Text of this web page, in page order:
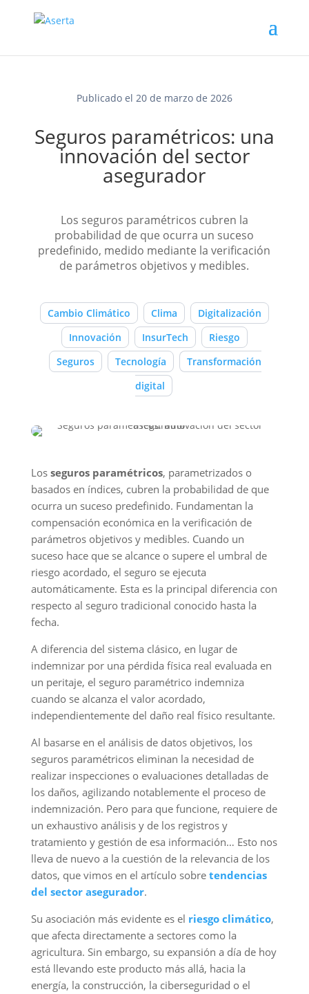
Publicado el 20 de marzo de 2026
Seguros paramétricos: una
innovación del sector
asegurador
Los seguros paramétricos cubren la
probabilidad de que ocurra un suceso
predefinido, medido mediante la verificación
de parámetros objetivos y medibles.
Cambio Climático Clima
Digitalización
Innovación
InsurTech
Riesgo
Seguros
Tecnología
Transformación
digital
Los seguros paramétricos, parametrizados o
basados en índices, cubren la probabilidad de que
ocurra un suceso predefinido. Fundamentan la
compensación económica en la verificación de
parámetros objetivos y medibles. Cuando un
suceso hace que se alcance o supere el umbral de
riesgo acordado, el seguro se ejecuta
automáticamente. Esta es la principal diferencia con
respecto al seguro tradicional conocido hasta la
fecha.
A diferencia del sistema clásico, en lugar de
indemnizar por una pérdida física real evaluada en
un peritaje, el seguro paramétrico indemniza
cuando se alcanza el valor acordado,
independientemente del daño real físico resultante.
Al basarse en el análisis de datos objetivos, los
seguros paramétricos eliminan la necesidad de
realizar inspecciones o evaluaciones detalladas de
los daños, agilizando notablemente el proceso de
indemnización. Pero para que funcione, requiere de
un exhaustivo análisis y de los registros y
tratamiento y gestión de esa información… Esto nos
lleva de nuevo a la cuestión de la relevancia de los
datos, que vimos en el artículo sobre tendencias
del sector asegurador.
Su asociación más evidente es el riesgo climático,
que afecta directamente a sectores como la
agricultura. Sin embargo, su expansión a día de hoy
está llevando este producto más allá, hacia la
energía, la construcción, la ciberseguridad o el